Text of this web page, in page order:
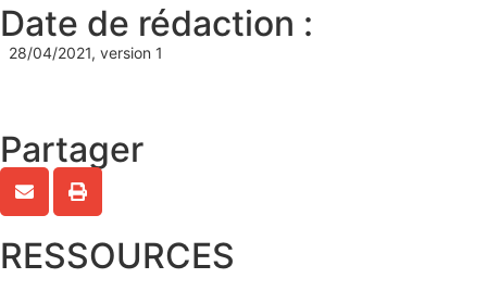
Date de rédaction :
28/04/2021, version 1
Partager
RESSOURCES